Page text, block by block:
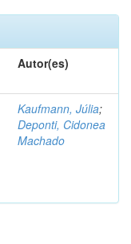
Autor(es)
Kaufmann, Júlia;
Deponti, Cidonea
Machado